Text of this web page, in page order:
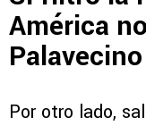
América
Palavecino
Por otro lado,